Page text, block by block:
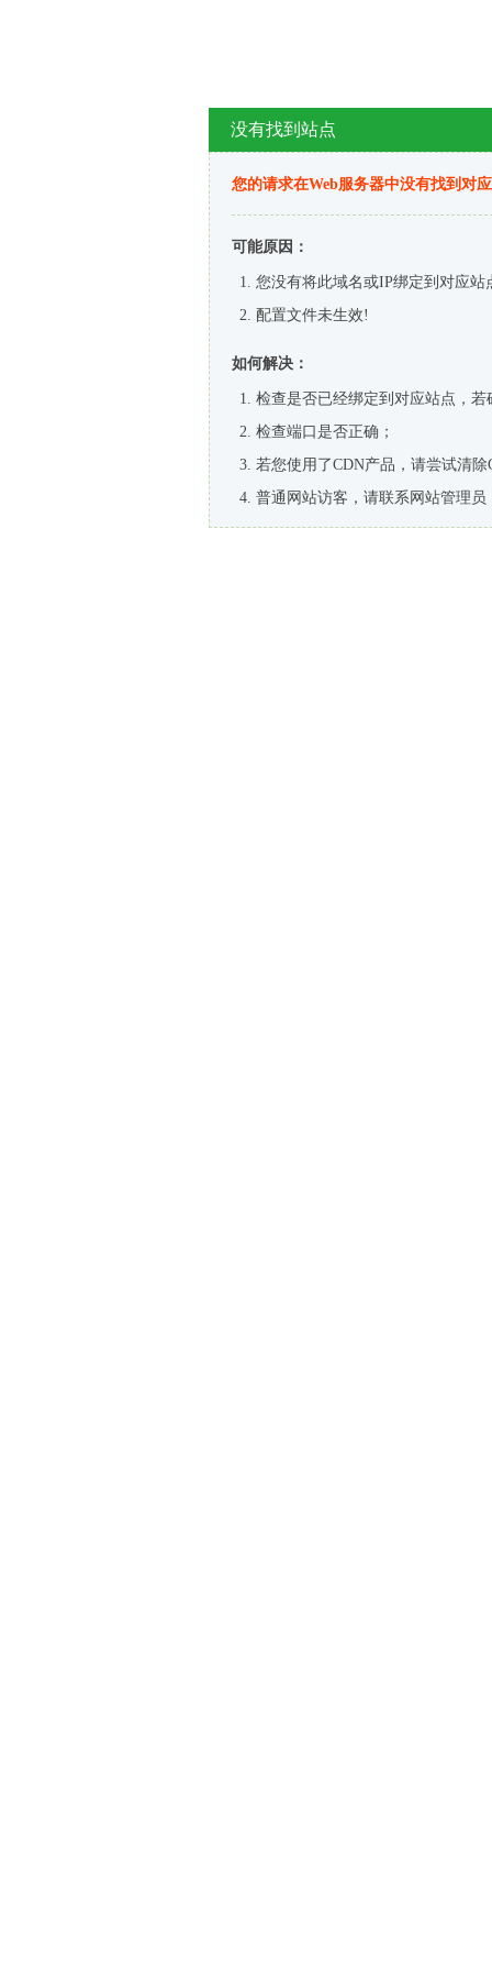
没有找到站点
您的请求在Web服务器中没有找到对
可能原因：
您没有将此域名或IP绑定到对应站
配置文件未生效!
如何解决：
检查是否已经绑定到对应站点，
检查端口是否正确；
若您使用了CDN产品，请尝试清除
普通网站访客，请联系网站管理员